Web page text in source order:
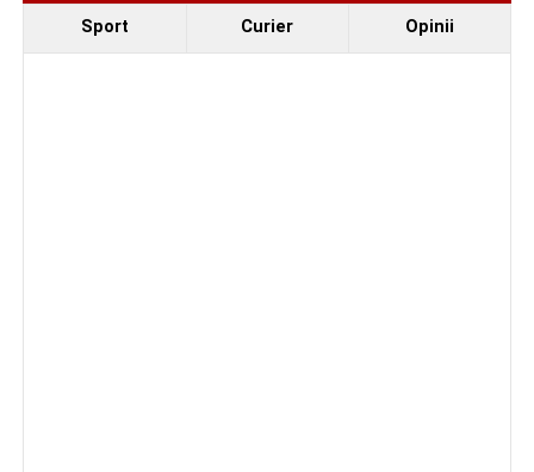
Sport Curier Opinii